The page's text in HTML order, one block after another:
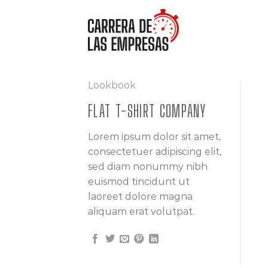
Lookbook
FLAT T-SHIRT COMPANY
Lorem ipsum dolor sit amet,
consectetuer adipiscing elit,
sed diam nonummy nibh
euismod tincidunt ut
laoreet dolore magna
aliquam erat volutpat.